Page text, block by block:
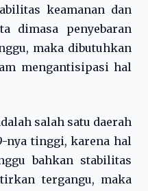
keamanan dan
dimasa penyebaran
maka dibutuhkan
mengantisipasi hal
salah satu daerah
nya tinggi, karena hal
bahkan stabilitas
tergangu, maka